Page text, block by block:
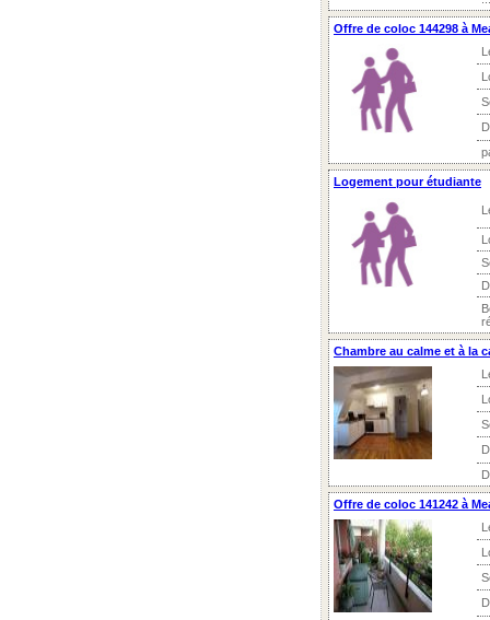
Offre de coloc 144298 à
Logement pour étudiante
Chambre au calme et à la
Offre de coloc 141242 à